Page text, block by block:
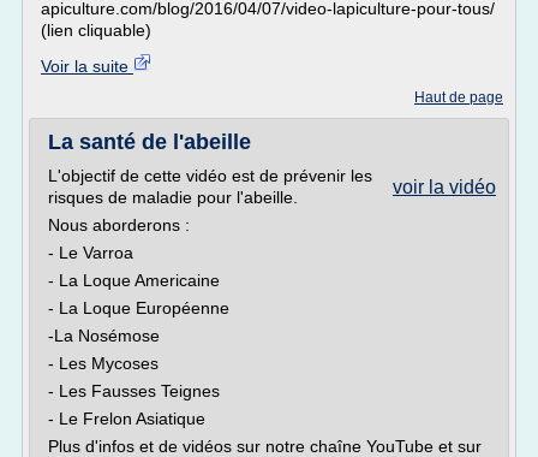
apiculture.com/blog/2016/04/07/video-lapiculture-pour-tous/
(lien cliquable)
Voir la suite
Haut de page
La santé de l'abeille
voir la vidéo
L'objectif de cette vidéo est de prévenir les
risques de maladie pour l'abeille.
Nous aborderons :
- Le Varroa
- La Loque Americaine
- La Loque Européenne
-La Nosémose
- Les Mycoses
- Les Fausses Teignes
- Le Frelon Asiatique
Plus d'infos et de vidéos sur notre chaîne YouTube et sur